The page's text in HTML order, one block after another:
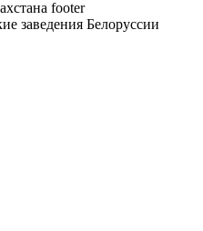
заведения Белоруссии